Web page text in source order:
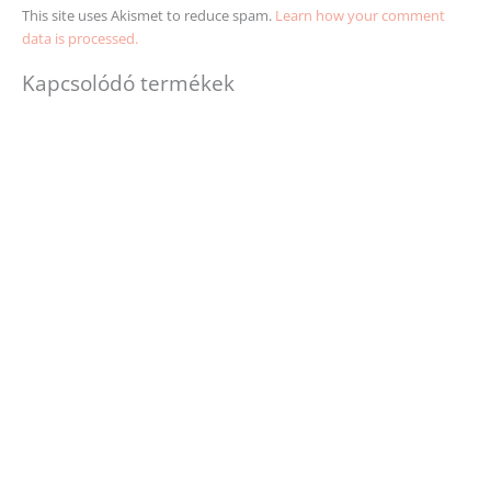
This site uses Akismet to reduce spam. Learn how your comment
data is processed.
Kapcsolódó termékek